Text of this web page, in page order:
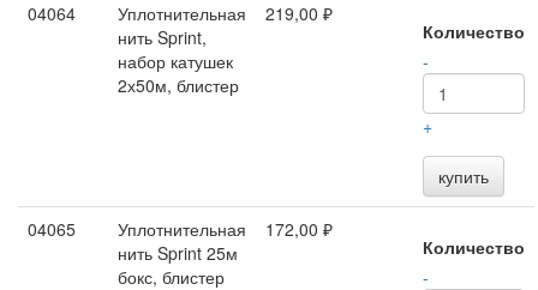
04064
Уплотнительная
нить Sprint,
набор катушек
2х50м, блистер
219,00 ₽
Количество
-
+
купить
04065
Уплотнительная
нить Sprint 25м
бокс, блистер
172,00 ₽
Количество
-